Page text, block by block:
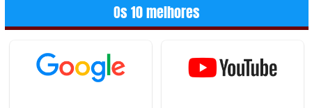
Os 10 melhores